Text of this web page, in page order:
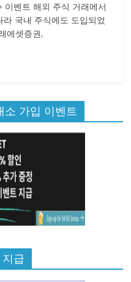
이벤트 해외 주식 거래에서
국내 주식에도 도입되었
에셋증권,
소 가입 이벤트
급